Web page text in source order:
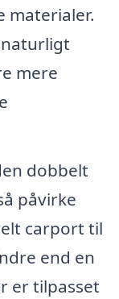
materialer.
mere
dobbelt
påvirke
carport til
end en
er tilpasset